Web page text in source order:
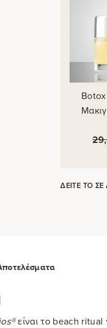
ΔΕΊΤΕ ΤΟ
είναι το beach ritual